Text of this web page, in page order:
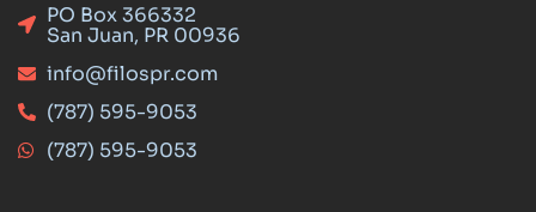
PO Box 366332
San Juan, PR 00936
info@filospr.com
(787) 595-9053
(787) 595-9053